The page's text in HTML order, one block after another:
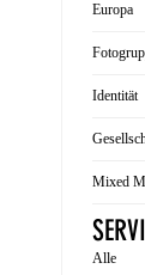
Europa
Identität
Mixed
Alle